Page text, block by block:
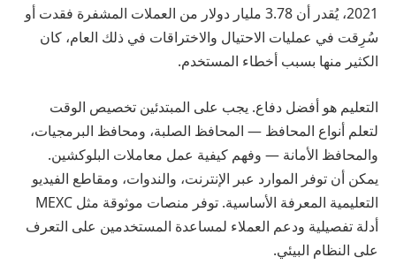
2021، يُقدر أن 3.78 مليار دولار من العملات المشفرة فقدت أو
سُرِقت في عمليات الاحتيال والاختراقات في ذلك العام، كان
الكثير منها بسبب أخطاء المستخدم.
التعليم هو أفضل دفاع. يجب على المبتدئين تخصيص الوقت
لتعلم أنواع المحافظ — المحافظ الصلبة، ومحافظ البرمجيات،
والمحافظ الأمانة — وفهم كيفية عمل معاملات البلوكشين.
يمكن أن توفر الموارد عبر الإنترنت، والندوات، ومقاطع الفيديو
التعليمية المعرفة الأساسية. توفر منصات موثوقة مثل MEXC
أدلة تفصيلية ودعم العملاء لمساعدة المستخدمين على التعرف
على النظام البيئي.